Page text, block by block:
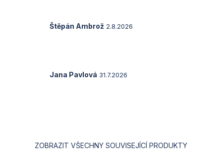
5
Hodnocení
5
Štěpán Ambrož 2.8.2026
Hodnocení
Jana Pavlová 31.7.2026
ZOBRAZIT VŠECHNY SOUVISEJÍCÍ PRODUKTY